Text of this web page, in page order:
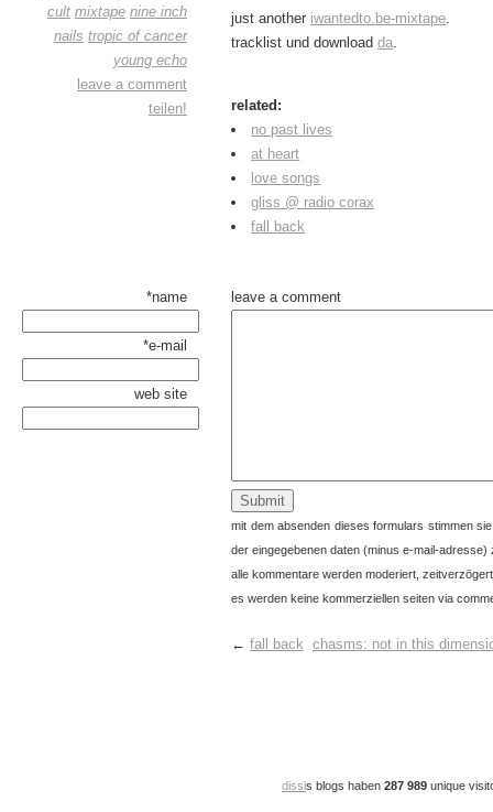
cult mixtape nine inch
nails tropic of cancer
young echo
leave a comment
teilen!
just another iwantedto.be-mixtape
tracklist und download da
related:
no past lives
at heart
love songs
gliss @ radio corax
fall back
*name
*e-mail
web site
leave a comment
mit dem absenden dieses formulars stimmen
der eingegebenen daten (minus e-mail-adresse)
alle kommentare werden moderiert,
es werden keine kommerziellen seiten via
← fall back chasms: not in this
dissis blogs haben 287 989 unique